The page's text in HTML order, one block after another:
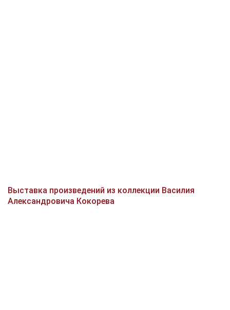
Выставка произведений из коллекции Василия
Александровича Кокорева